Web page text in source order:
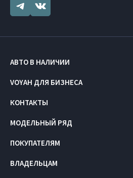
АВТО В НАЛИЧИИ
VOYAH ДЛЯ БИЗНЕСА
КОНТАКТЫ
МОДЕЛЬНЫЙ РЯД
ПОКУПАТЕЛЯМ
ВЛАДЕЛЬЦАМ